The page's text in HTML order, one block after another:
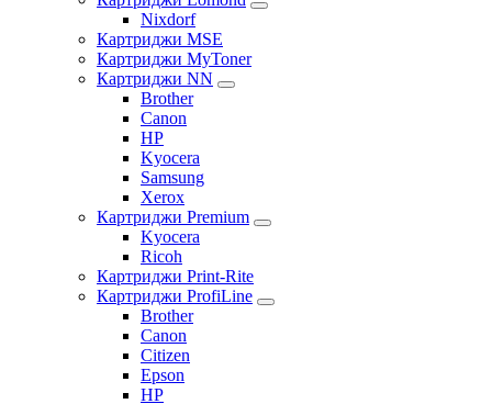
Nixdorf
Картриджи MSE
Картриджи MyToner
Картриджи NN
Brother
Canon
HP
Kyocera
Samsung
Xerox
Картриджи Premium
Kyocera
Ricoh
Картриджи Print-Rite
Картриджи ProfiLine
Brother
Canon
Citizen
Epson
HP